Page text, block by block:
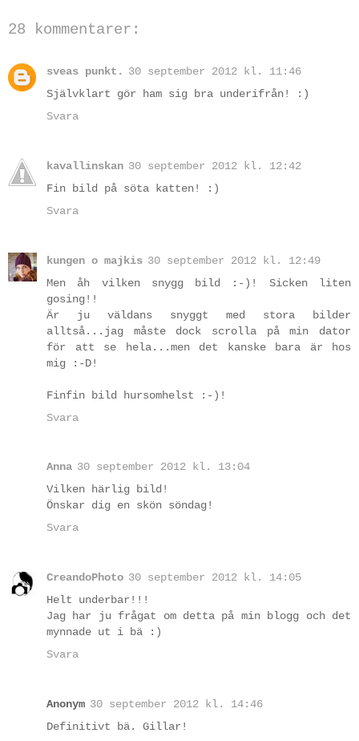
28 kommentarer:
sveas punkt.
30 september 2012 kl. 11:46
Självklart gör ham sig bra underifrån! :)
Svara
kavallinskan 30 september 2012 kl. 12:42
Fin bild på söta katten! :)
Svara
kungen o majkis 30 september 2012 kl. 12:49
Men åh vilken snygg bild :-)! Sicken liten
gosing!!
Är ju väldans snyggt med stora bilder
alltså...jag måste dock scrolla på min dator
för att se hela...men det kanske bara är hos
mig :-D!
Finfin bild hursomhelst :-)!
Svara
Anna 30 september 2012 kl. 13:04
Vilken härlig bild!
Önskar dig en skön söndag!
Svara
CreandoPhoto 30 september 2012 kl. 14:05
Helt underbar!!!
Jag har ju frågat om detta på min blogg och det
mynnade ut i bä :)
Svara
Anonym 30 september 2012 kl. 14:46
Definitivt bä. Gillar!